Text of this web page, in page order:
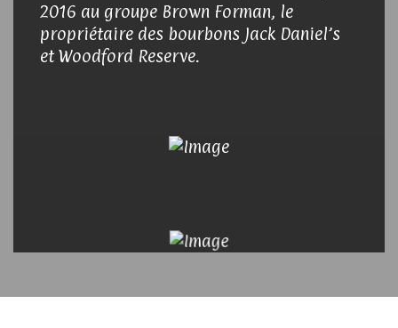
2016 au groupe Brown Forman, le
propriétaire des bourbons Jack Daniel’s
et Woodford Reserve.